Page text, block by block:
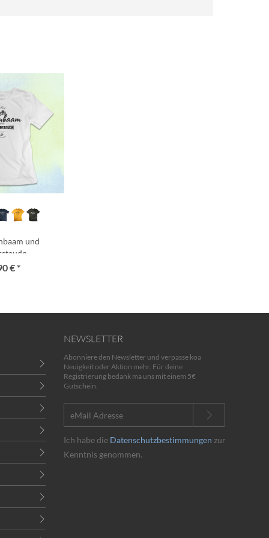
und
€ *
NEWSLETTER
Abonniere den Newsletter und verpasse koa
Neuigkeit oder Aktion mehr. Für deine
Registrierung bedank ma uns mit einem 5€
Gutschein.
Ich habe die Datenschutzbestimmungen zur
Kenntnis genommen.